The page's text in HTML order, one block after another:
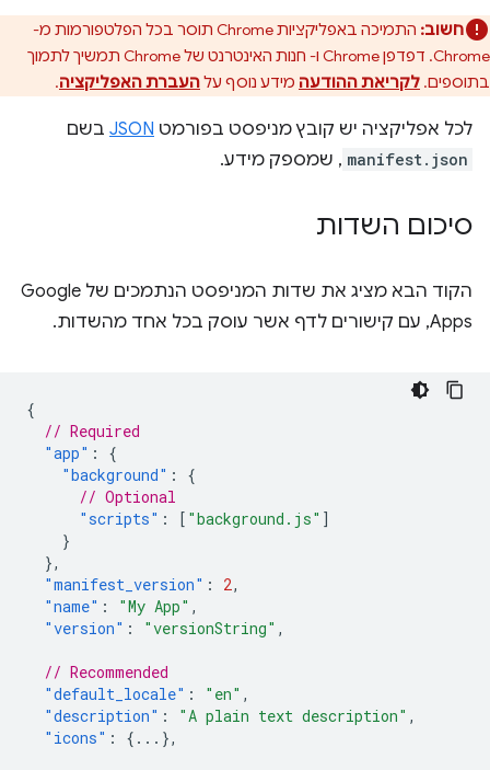
חשוב:
התמיכה באפליקציות Chrome תוסר בכל הפלטפורמות מ-
Chrome. דפדפן Chrome ו- חנות האינטרנט של Chrome תמשיך לתמוך
בתוספים. לקריאת ההודעה מידע נוסף עלהעברת האפליקציה.
לכל אפליקציה יש קובץ מניפסט בפורמט JSON בשם
manifest.json , שמספק מידע.
סיכום השדות
הקוד הבא מציג את שדות המניפסט הנתמכים של Google
Apps, עם קישורים לדף אשר עוסק בכל אחד מהשדות.
{
// Required
"app" :
{
"background" :
{
// Optional
"scripts" : [ "background.js" ]
}
},
"manifest_version" : 2,
"name" : "My App" ,
"version" : "versionString" ,
// Recommended
"default_locale" : "en" ,
"description" : "A plain text description" ,
"icons" : { ... },